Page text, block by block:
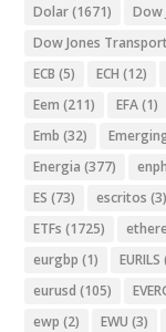
Dolar(1671) Dow
Dow Jones Transport
ECB (5) ECH (12)
Eem (211) EFA(1)
Emb (32)
Energia (377) enph
ES (73) escritos (3)
ETFs (1725)
eurgbp (1) EURILS
eurusd (105)
ewp (2) EWU (3)